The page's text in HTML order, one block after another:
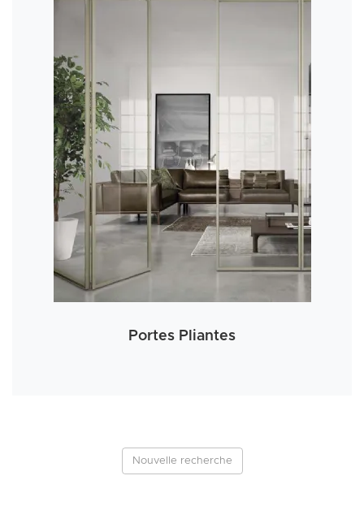
Portes Pliantes
Nouvelle recherche